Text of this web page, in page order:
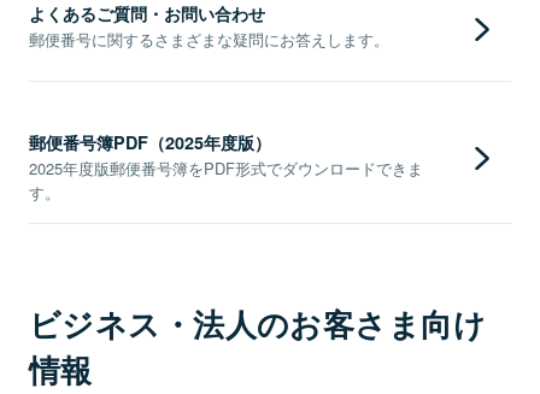
よくあるご質問・お問い合わせ
郵便番号に関するさまざまな疑問にお答えします。
郵便番号簿PDF（2025年度版）
2025年度版郵便番号簿をPDF形式でダウンロードできま
す。
ビジネス・法人のお客さま向け
情報